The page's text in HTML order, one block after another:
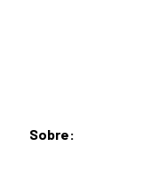
Sobre: